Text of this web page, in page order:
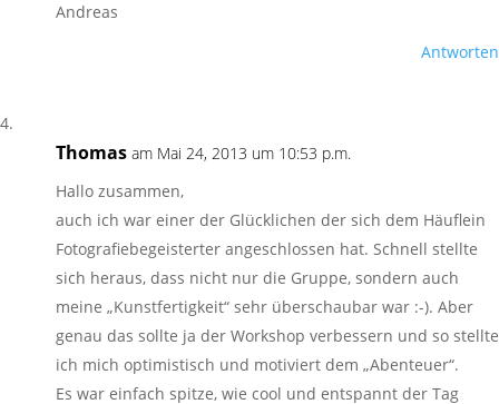
Andreas
Antworten
Thomas am Mai 24, 2013 um 10:53 p.m.
Hallo zusammen,
auch ich war einer der Glücklichen der sich dem Häuflein
Fotografiebegeisterter angeschlossen hat. Schnell stellte
sich heraus, dass nicht nur die Gruppe, sondern auch
meine „Kunstfertigkeit“ sehr überschaubar war :-). Aber
genau das sollte ja der Workshop verbessern und so stellte
ich mich optimistisch und motiviert dem „Abenteuer“.
Es war einfach spitze, wie cool und entspannt der Tag